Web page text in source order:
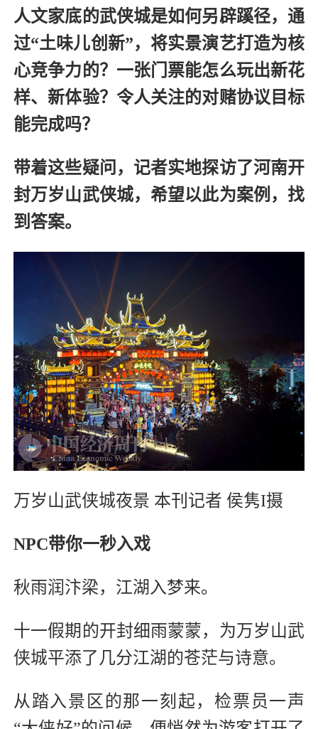
人文家底的武侠城是如何另辟蹊径，通
过“土味儿创新”，将实景演艺打造为核
心竞争力的？一张门票能怎么玩出新花
样、新体验？令人关注的对赌协议目标
能完成吗？
带着这些疑问，记者实地探访了河南开
封万岁山武侠城，希望以此为案例，找
到答案。
万岁山武侠城夜景 本刊记者 侯隽I摄
NPC带你一秒入戏
秋雨润汴梁，江湖入梦来。
十一假期的开封细雨蒙蒙，为万岁山武
侠城平添了几分江湖的苍茫与诗意。
从踏入景区的那一刻起，检票员一声